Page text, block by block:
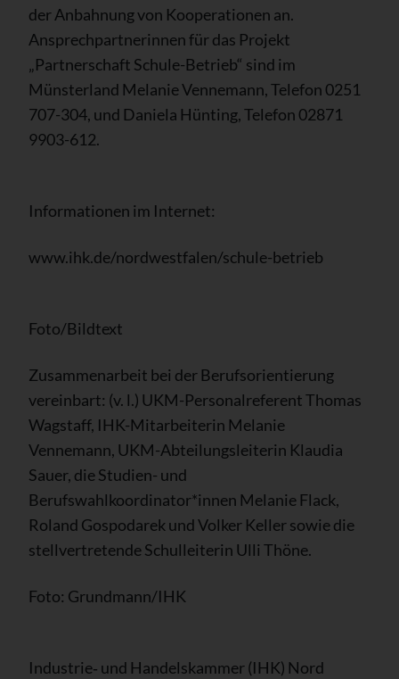
der Anbahnung von Kooperationen an.
Ansprechpartnerinnen für das Projekt
„Partnerschaft Schule-Betrieb“ sind im
Münsterland Melanie Vennemann, Telefon 0251
707-304, und Daniela Hünting, Telefon 02871
9903-612.
Informationen im Internet:
www.ihk.de/nordwestfalen/schule-betrieb
Foto/Bildtext
Zusammenarbeit bei der Berufsorientierung
vereinbart: (v. l.) UKM-Personalreferent Thomas
Wagstaff, IHK-Mitarbeiterin Melanie
Vennemann, UKM-Abteilungsleiterin Klaudia
Sauer, die Studien- und
Berufswahlkoordinator*innen Melanie Flack,
Roland Gospodarek und Volker Keller sowie die
stellvertretende Schulleiterin Ulli Thöne.
Foto: Grundmann/IHK
Industrie‑ und Handelskammer (IHK) Nord